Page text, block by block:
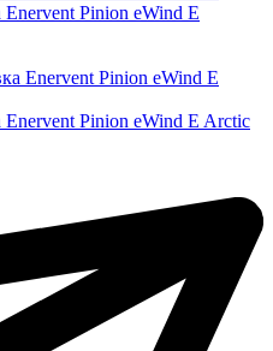
Pinion eWind E
Pinion eWind E Arctic